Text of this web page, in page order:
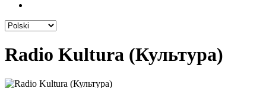
Radio Kultura (Культура)